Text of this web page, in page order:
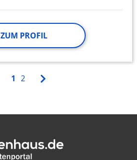
ZUM PROFIL
1 2